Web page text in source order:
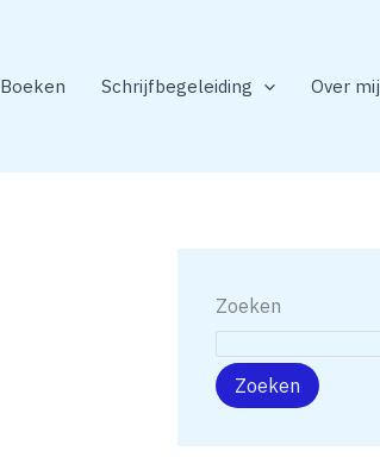
Boeken Schrijfbegeleiding Over mij
Zoeken
Zoeken